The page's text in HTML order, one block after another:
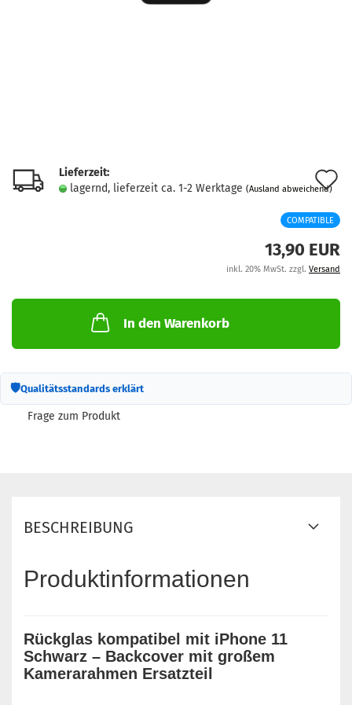
Lieferzeit:
lagernd, lieferzeit ca. 1-2 Werktage (Ausland abweichend)
COMPATIBLE
13,90 EUR
inkl. 20% MwSt. zzgl. Versand
In den Warenkorb
🛡Qualitätsstandards erklärt
Frage zum Produkt
BESCHREIBUNG
Produktinformationen
Rückglas kompatibel mit iPhone 11
Schwarz – Backcover mit großem
Kamerarahmen Ersatzteil